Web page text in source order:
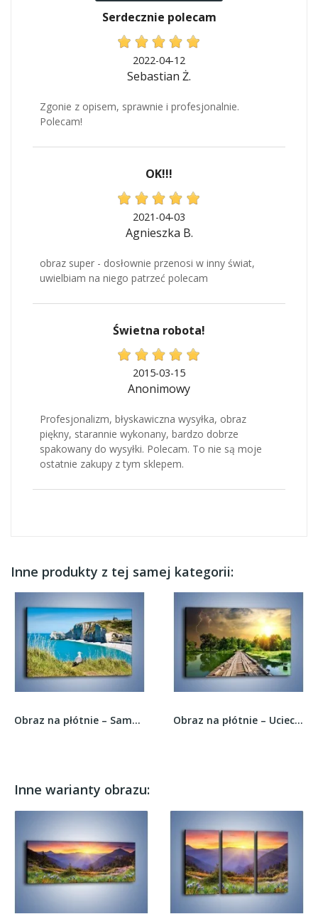
Serdecznie polecam
2022-04-12
Sebastian Ż.
Zgonie z opisem, sprawnie i profesjonalnie.
Polecam!
OK!!!
2021-04-03
Agnieszka B.
obraz super - dosłownie przenosi w inny świat,
uwielbiam na niego patrzeć polecam
Świetna robota!
2015-03-15
Anonimowy
Profesjonalizm, błyskawiczna wysyłka, obraz
piękny, starannie wykonany, bardzo dobrze
spakowany do wysyłki. Polecam. To nie są moje
ostatnie zakupy z tym sklepem.
Inne produkty z tej samej kategorii:
Obraz na płótnie – Samotna mewa na szczycie –... Obraz na płótnie – Ucieczka przez drewniany...
Inne warianty obrazu: